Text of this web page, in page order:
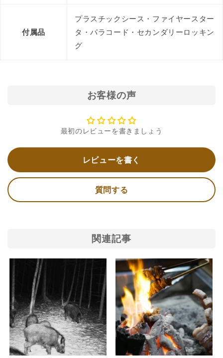
付属品
プラスチックシース・ファイヤースター
タ・パラコード・セカンダリーロッキン
グ
お客様の声
最初のレビューを書きましょう
レビューを書く
質問する
関連記事